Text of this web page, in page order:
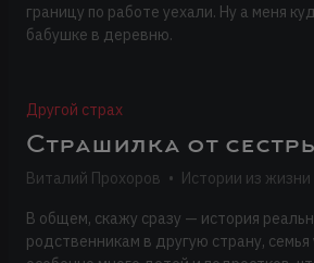
границу по работе уехали. Ну а меня
бабушке в деревню.
Другой страх
Страшилка от
Виталий Прохоров • Истории из жизни
В общем, скажу сразу — история
родственникам в другую страну, семья